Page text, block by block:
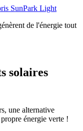
de l'énergie tout
solaires
une alternative
énergie verte !